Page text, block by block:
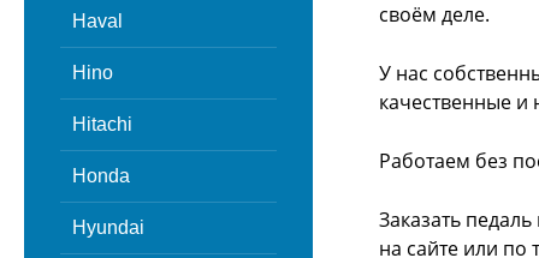
Haval
Hino
Hitachi
Honda
Hyundai
своём деле.
У нас
качественные и
Работаем без
Заказать
на сайте или по